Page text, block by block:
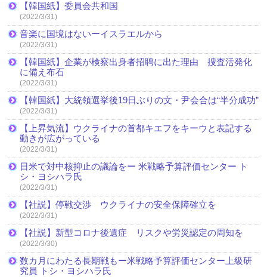
【韓国紙】委員会共和国
(2022/3/31)
音楽に国境はないーイスラエルから
(2022/3/31)
【韓国紙】企業が検察出身者招聘に出た理由 捜査活発化
に備え布石
(2022/3/31)
【韓国紙】大統領選挙後19日ぶりの文・尹会合は“半分成功”
(2022/3/31)
【上昇気流】ウクライナの首都キエフをキーウと表記する
動きが広がっている
(2022/3/31)
日米で対中核抑止の議論をー 米戦略予算評価センター ト
シ・ヨシハラ氏
(2022/3/31)
【社説】停戦交渉 ウクライナの安全保障確立を
(2022/3/31)
【社説】新型コロナ後遺症 リスクや労災認定の周知を
(2022/3/30)
数カ月にわたる長期戦もー米戦略予算評価センター上級研
究員 トシ・ヨシハラ氏